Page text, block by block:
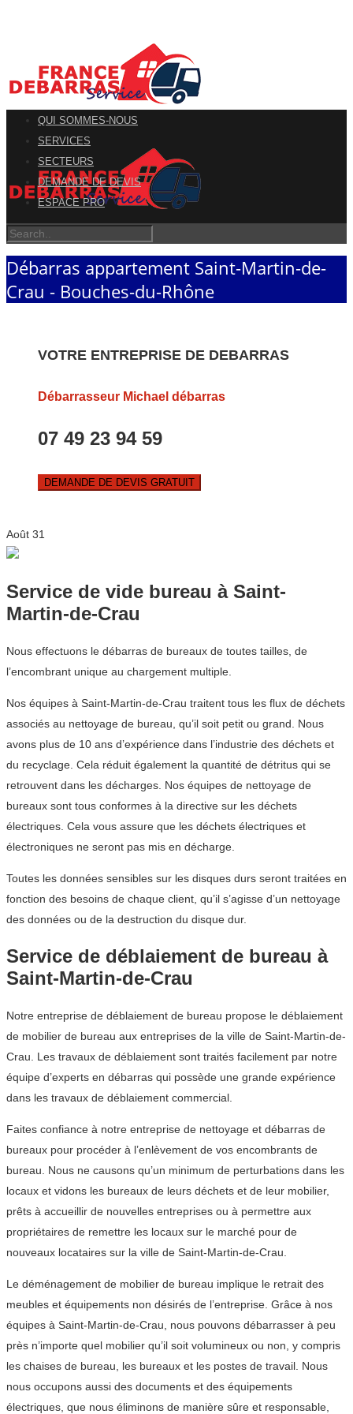
QUI SOMMES-NOUS
SERVICES
SECTEURS
DEMANDE DE DEVIS
ESPACE PRO
Débarras appartement Saint-Martin-de-
Crau - Bouches-du-Rhône
VOTRE ENTREPRISE DE DEBARRAS
Débarrasseur Michael débarras
07 49 23 94 59
DEMANDE DE DEVIS GRATUIT
Août 31
Service de vide bureau à Saint-
Martin-de-Crau
Nous effectuons le débarras de bureaux de toutes tailles, de
l’encombrant unique au chargement multiple.
Nos équipes à Saint-Martin-de-Crau traitent tous les flux de déchets
associés au nettoyage de bureau, qu’il soit petit ou grand. Nous
avons plus de 10 ans d’expérience dans l’industrie des déchets et
du recyclage. Cela réduit également la quantité de détritus qui se
retrouvent dans les décharges. Nos équipes de nettoyage de
bureaux sont tous conformes à la directive sur les déchets
électriques. Cela vous assure que les déchets électriques et
électroniques ne seront pas mis en décharge.
Toutes les données sensibles sur les disques durs seront traitées en
fonction des besoins de chaque client, qu’il s’agisse d’un nettoyage
des données ou de la destruction du disque dur.
Service de déblaiement de bureau à
Saint-Martin-de-Crau
Notre entreprise de déblaiement de bureau propose le déblaiement
de mobilier de bureau aux entreprises de la ville de Saint-Martin-de-
Crau. Les travaux de déblaiement sont traités facilement par notre
équipe d’experts en débarras qui possède une grande expérience
dans les travaux de déblaiement commercial.
Faites confiance à notre entreprise de nettoyage et débarras de
bureaux pour procéder à l’enlèvement de vos encombrants de
bureau. Nous ne causons qu’un minimum de perturbations dans les
locaux et vidons les bureaux de leurs déchets et de leur mobilier,
prêts à accueillir de nouvelles entreprises ou à permettre aux
propriétaires de remettre les locaux sur le marché pour de
nouveaux locataires sur la ville de Saint-Martin-de-Crau.
Le déménagement de mobilier de bureau implique le retrait des
meubles et équipements non désirés de l’entreprise. Grâce à nos
équipes à Saint-Martin-de-Crau, nous pouvons débarrasser à peu
près n’importe quel mobilier qu’il soit volumineux ou non, y compris
les chaises de bureau, les bureaux et les postes de travail. Nous
nous occupons aussi des documents et des équipements
électriques, que nous éliminons de manière sûre et responsable,